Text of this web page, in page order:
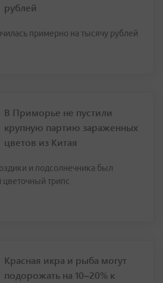
рублей
примерно на тысячу рублей
В Приморье не пустили
крупную партию зараженных
цветов из Китая
и подсолнечника был
трипс
Красная икра и рыба могут
подорожать на 10–20% к